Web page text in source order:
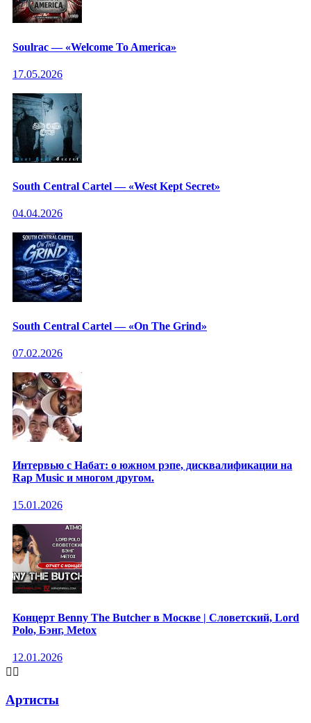
Soulrac — «Welcome To America»
17.05.2026
South Central Cartel — «West Kept Secret»
04.04.2026
South Central Cartel — «On The Grind»
07.02.2026
Интервью с Набат: о южном рэпе, дисквалификации на
Rap Music и многом другом.
15.01.2026
Концерт Benny The Butcher в Москве | Словетский, Lord
Polo, Бэнг, Metox
12.01.2026
 
Артисты